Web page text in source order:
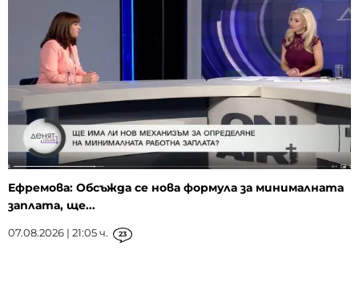
Ефремова: Обсъжда се нова формула за минималната
заплата, ще...
07.08.2026 | 21:05 ч. 23